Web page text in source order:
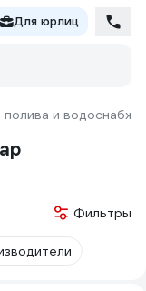
Для юрлиц
и
Фильтры